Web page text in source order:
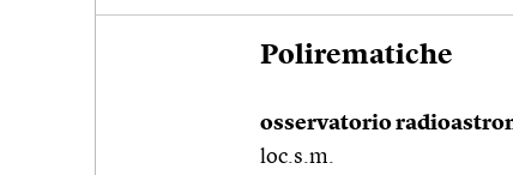
Polirematiche
osservatorio
loc.s.m.